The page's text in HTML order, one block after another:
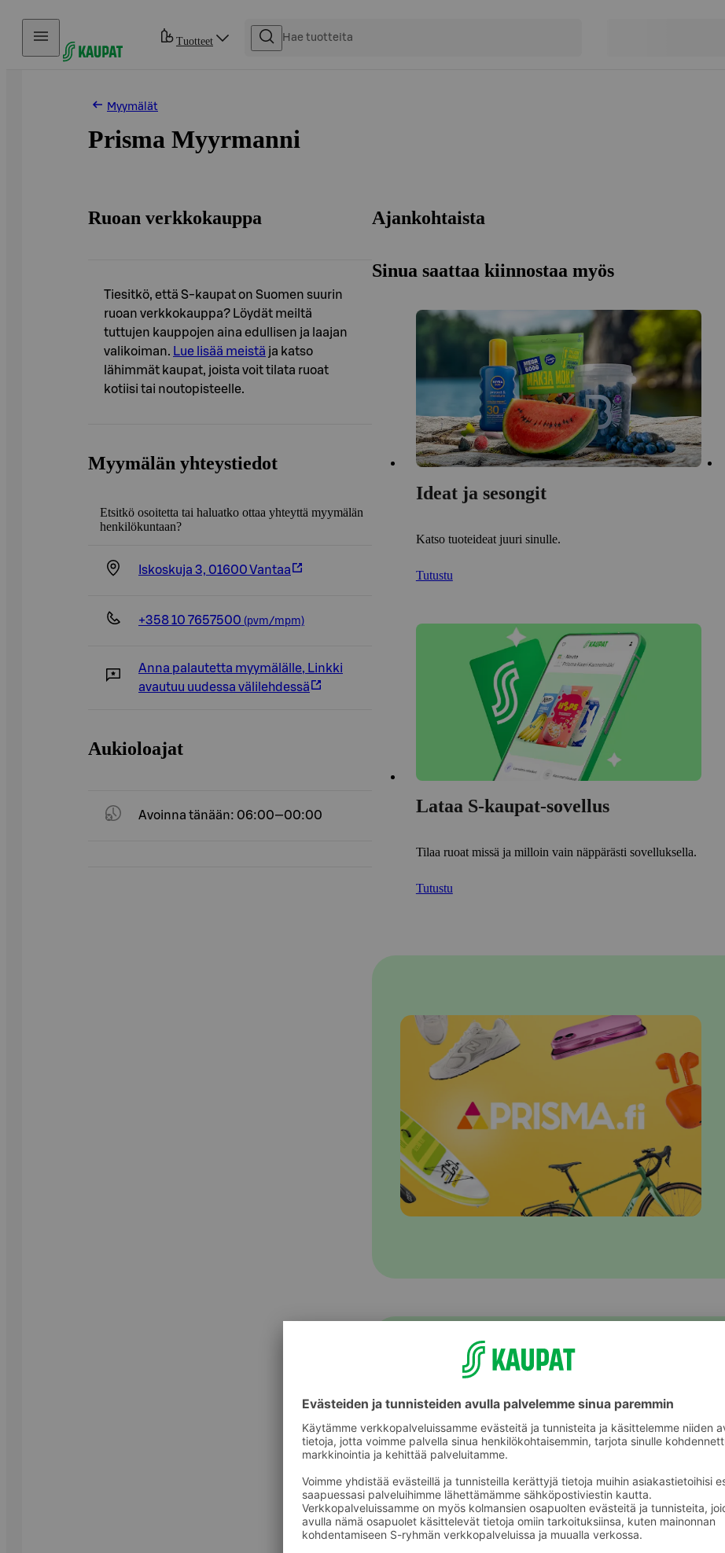
Hyppää sisältöön
Tuotteet
Myymälät
Prisma Myyrmanni
Ruoan verkkokauppa
Tiesitkö, että S-kaupat on Suomen suurin
ruoan verkkokauppa? Löydät meiltä
tuttujen kauppojen aina edullisen ja laajan
valikoiman. Lue lisää meistä ja katso
lähimmät kaupat, joista voit tilata ruoat
kotiisi tai noutopisteelle.
Myymälän yhteystiedot
Etsitkö osoitetta tai haluatko ottaa yhteyttä myymälän
henkilökuntaan?
Iskoskuja 3, 01600 Vantaa
+358 10 7657500 (pvm/mpm)
Anna palautetta myymälälle, Linkki
avautuu uudessa välilehdessä
Aukioloajat
Avoinna tänään: 06:00—00:00
Ajankohtaista
Sinua saattaa kiinnostaa myös
Ideat ja sesongit
Katso tuoteideat juuri sinulle.
Tutustu
Lataa S-kaupat-sovellus
Tilaa ruoat missä ja milloin vain näppärästi sovelluksella.
Tutustu
kauppareissusi tiedot
helposti koko
perheelle
S-ostoslista-sovelluksesta löydät nyt
kaikki S-ryhmän myymälät, niiden
valikoimat ja tuotteiden hinnat. Voit